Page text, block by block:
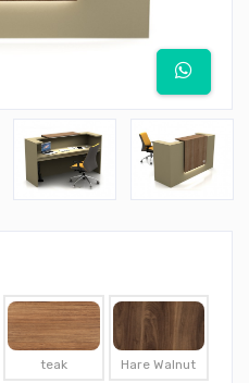
teak Hare Walnut